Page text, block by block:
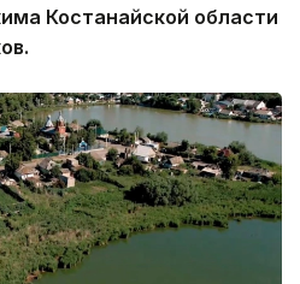
Костанайской области